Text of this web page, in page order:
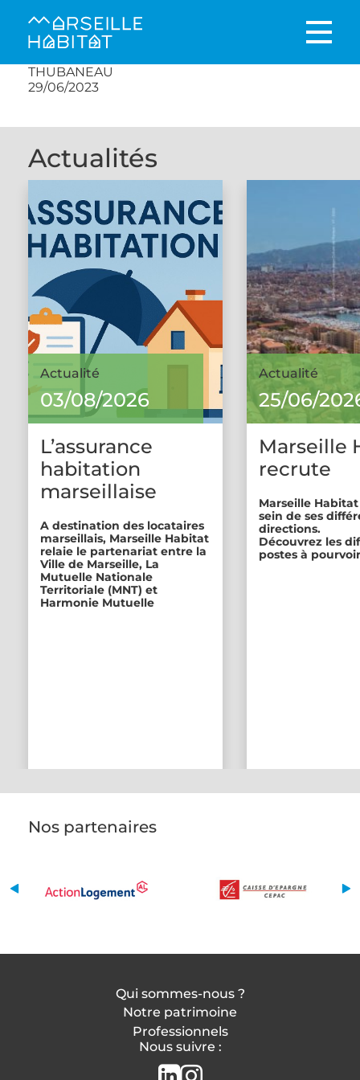
THUBANEAU
29/06/2023
Actualités
Actualité
03/08/2026
L’assurance
habitation
marseillaise
A destination des locataires
marseillais, Marseille Habitat
relaie le partenariat entre la
Ville de Marseille, La
Mutuelle Nationale
Territoriale (MNT) et
Harmonie Mutuelle
Actualité
25/06/
Marseille
recrute
Marseille
sein de ses
directions.
Découvrez les
postes à
Nos partenaires
Qui sommes-nous ?
Notre patrimoine
Professionnels
Nous suivre :